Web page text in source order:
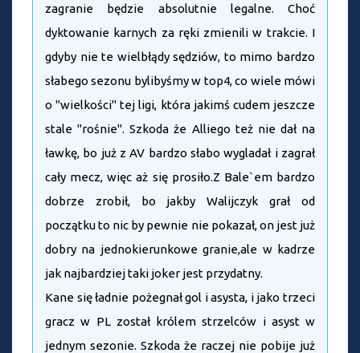
zagranie będzie absolutnie legalne. Choć
dyktowanie karnych za ręki zmienili w trakcie. I
gdyby nie te wielbłądy sędziów, to mimo bardzo
słabego sezonu bylibyśmy w top4, co wiele mówi
o "wielkości" tej ligi, która jakimś cudem jeszcze
stale "rośnie". Szkoda że Alliego też nie dał na
ławkę, bo już z AV bardzo słabo wygladał i zagrał
cały mecz, więc aż się prosiło.Z Bale`em bardzo
dobrze zrobił, bo jakby Walijczyk grał od
początku to nic by pewnie nie pokazał, on jest już
dobry na jednokierunkowe granie,ale w kadrze
jak najbardziej taki joker jest przydatny.
Kane się ładnie pożegnał gol i asysta, i jako trzeci
gracz w PL został królem strzelców i asyst w
jednym sezonie. Szkoda że raczej nie pobije już